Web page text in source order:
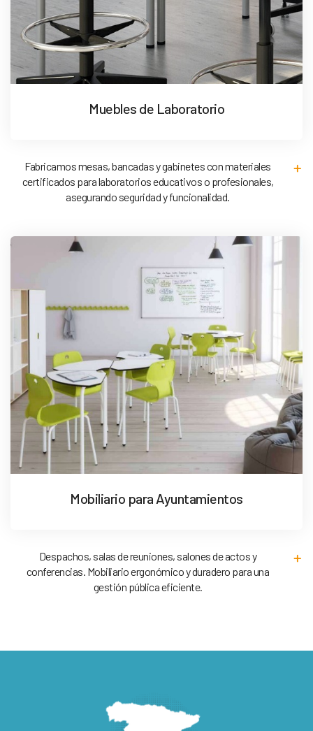
Muebles de Laboratorio
Fabricamos mesas, bancadas y gabinetes con materiales
certificados para laboratorios educativos o profesionales,
asegurando seguridad y funcionalidad.
Mobiliario para Ayuntamientos
Despachos, salas de reuniones, salones de actos y
conferencias. Mobiliario ergonómico y duradero para una
gestión pública eficiente.